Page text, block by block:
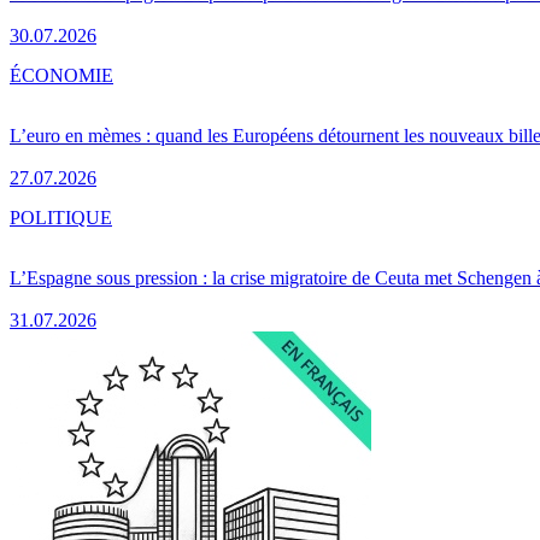
30.07.2026
L’euro en mèmes : quand les Européens détournent les nouveaux
27.07.2026
ÉCONOMIE
L’Espagne sous pression : la crise migratoire de Ceuta met Schengen
31.07.2026
POLITIQUE